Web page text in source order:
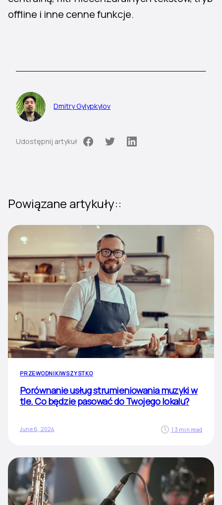
offline i inne cenne funkcje.
Dmitry Gylypkylov
Udostępnij artykuł
Powiązane artykuły::
PRZEWODNIKIWSZYSTKO
Porównanie usług strumieniowania muzyki w
tle. Co będzie pasować do Twojego lokalu?
June 6, 2024 13 min read